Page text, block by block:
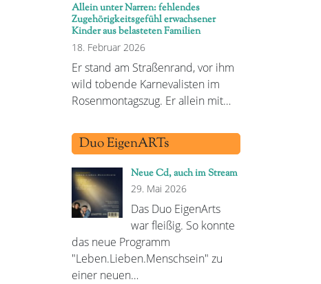
Allein unter Narren: fehlendes
Zugehörigkeitsgefühl erwachsener
Kinder aus belasteten Familien
18. Februar 2026
Er stand am Straßenrand, vor ihm
wild tobende Karnevalisten im
Rosenmontagszug. Er allein mit…
Duo EigenARTs
Neue Cd, auch im Stream
29. Mai 2026
Das Duo EigenArts
war fleißig. So konnte
das neue Programm
"Leben.Lieben.Menschsein" zu
einer neuen…